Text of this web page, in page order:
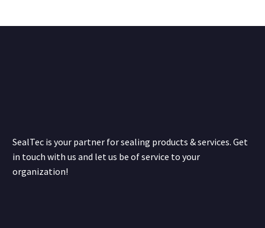
SealTec is your partner for sealing products & services. Get
in touch with us and let us be of service to your
organization!